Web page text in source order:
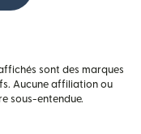
sont des marques
Aucune affiliation ou
sous-entendue.